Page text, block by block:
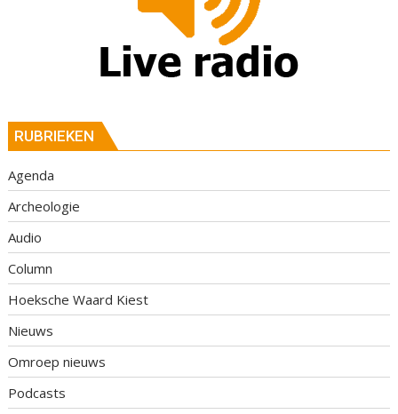
RUBRIEKEN
Agenda
Archeologie
Audio
Column
Hoeksche Waard Kiest
Nieuws
Omroep nieuws
Podcasts